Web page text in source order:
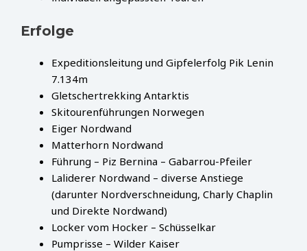
Erfolge
Expeditionsleitung und Gipfelerfolg Pik Lenin
7.134m
Gletschertrekking Antarktis
Skitourenführungen Norwegen
Eiger Nordwand
Matterhorn Nordwand
Führung – Piz Bernina – Gabarrou-Pfeiler
Laliderer Nordwand – diverse Anstiege
(darunter Nordverschneidung, Charly Chaplin
und Direkte Nordwand)
Locker vom Hocker – Schüsselkar
Pumprisse – Wilder Kaiser